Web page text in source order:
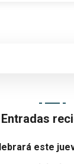
Entradas
este